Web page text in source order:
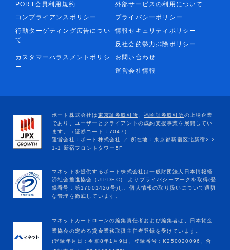
PORT会員利用規約
外部サービスの利用について
コンプライアンスポリシー
プライバシーポリシー
行動ターゲティング広告につい
て
情報セキュリティポリシー
反社会的勢力排除ポリシー
カスタマーハラスメントポリシ
ー
お問い合わせ
運営会社情報
マネットカードローンの編集責任者および編集者は、日本貸金
業協会の定める貸金業務取扱主任者登録を受けています。
(登録年月日：令和8年1月9日、登録番号：K250020096、合